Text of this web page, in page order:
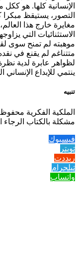
الإنسانية كلها. هو
التصور، يستيقظ
مغايرة خارج هذا
الاستثنائيات التي
موهبته لم تمنح سوى
متتناغم لم يقنع في
لظواهر عابرة لدية
ينتمي للإبداع
تنبيه
الملكية الفكرية
مشكلة بالكتاب الرجاء
فيسبوك
تويتر
ريددت
تيلجرام
واتساب